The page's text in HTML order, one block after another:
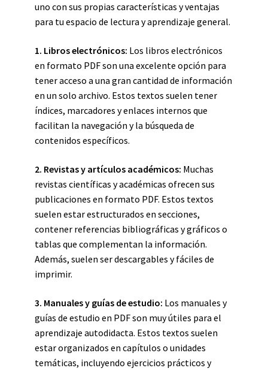
uno con sus propias características y ventajas
para tu espacio de lectura y aprendizaje general.
1. Libros electrónicos: Los libros electrónicos
en formato PDF son una excelente opción para
tener acceso a una gran cantidad de información
en un solo archivo. Estos textos suelen tener
índices, marcadores y enlaces internos que
facilitan la navegación y la búsqueda de
contenidos específicos.
2. Revistas y artículos académicos: Muchas
revistas científicas y académicas ofrecen sus
publicaciones en formato PDF. Estos textos
suelen estar estructurados en secciones,
contener referencias bibliográficas y gráficos o
tablas que complementan la información.
Además, suelen ser descargables y fáciles de
imprimir.
3. Manuales y guías de estudio: Los manuales y
guías de estudio en PDF son muy útiles para el
aprendizaje autodidacta. Estos textos suelen
estar organizados en capítulos o unidades
temáticas, incluyendo ejercicios prácticos y